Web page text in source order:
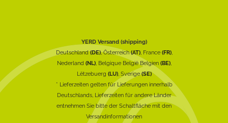
YERD Versand (shipping)
Deutschland(DE), Österreich(AT), France (FR),
Nederland (NL), Belgique België Belgien (BE),
Lëtzebuerg (LU), Sverige(SE)
* Lieferzeiten gelten für Lieferungen innerhalb
Deutschlands, Lieferzeiten für andere Länder
entnehmen Sie bitte der Schaltfläche mit den
Versandinformationen